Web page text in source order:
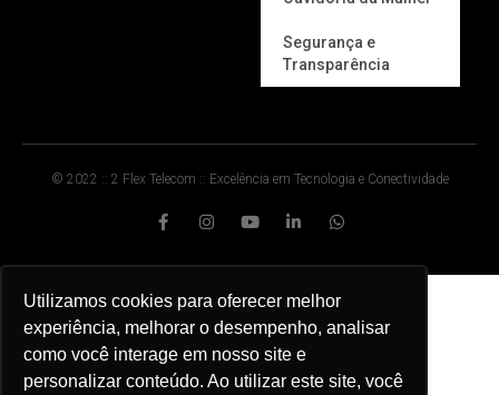
Utilizamos cookies para oferecer melhor
experiência, melhorar o desempenho, analisar
como você interage em nosso site e
personalizar conteúdo. Ao utilizar este site, você
Segurança e
Transparência
© 2022 :: 2 Flex Telecom :: Excelência em Tecnologia e Conectividade